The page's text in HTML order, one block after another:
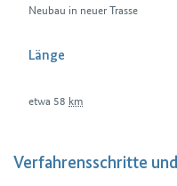
Neubau in neuer Trasse
Länge
etwa 58 km
Verfahrensschritte